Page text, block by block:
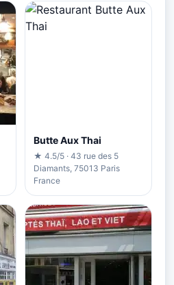
Butte Aux Thai
★ 4.5/5 · 43 rue des 5
Diamants, 75013 Paris
France